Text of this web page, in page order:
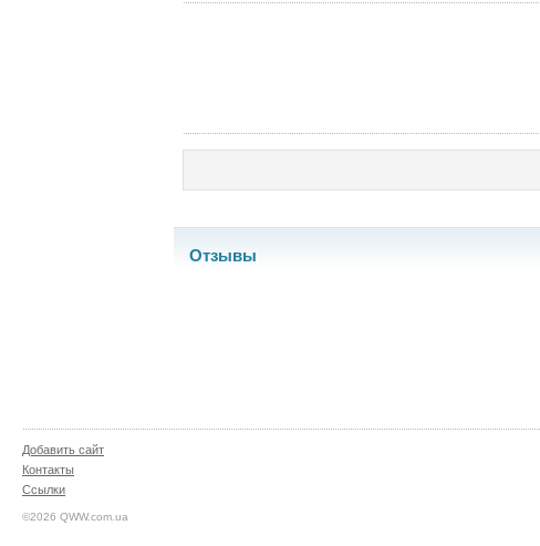
Отзывы
Добавить сайт
Контакты
Ссылки
©2026 QWW.com.ua